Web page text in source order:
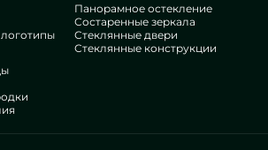
Панорамное остекление
Состаренные зеркала
Стеклянные двери
Стеклянные конструкции